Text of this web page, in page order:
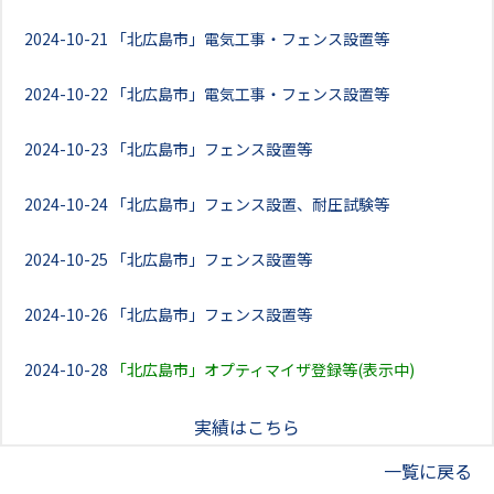
2024-10-21 「北広島市」電気工事・フェンス設置等
2024-10-22 「北広島市」電気工事・フェンス設置等
2024-10-23 「北広島市」フェンス設置等
2024-10-24 「北広島市」フェンス設置、耐圧試験等
2024-10-25 「北広島市」フェンス設置等
2024-10-26 「北広島市」フェンス設置等
2024-10-28 「北広島市」オプティマイザ登録等(表示中)
実績はこちら
一覧に戻る